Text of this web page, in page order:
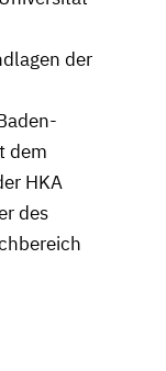
der
dem
HKA
des